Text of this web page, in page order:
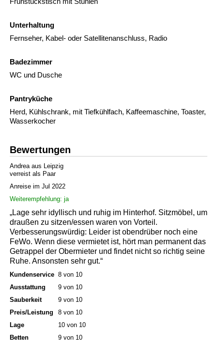
Unterhaltung
Fernseher, Kabel- oder Satellitenanschluss, Radio
Badezimmer
WC und Dusche
Pantryküche
Herd, Kühlschrank, mit Tiefkühlfach, Kaffeemaschine, Toaster,
Wasserkocher
Bewertungen
Andrea aus Leipzig
verreist als Paar
Anreise im Jul 2022
Weiterempfehlung: ja
„Lage sehr idyllisch und ruhig im Hinterhof. Sitzmöbel, um
draußen zu sitzen/essen waren von Vorteil.
Verbesserungswürdig: Leider ist obendrüber noch eine
FeWo. Wenn diese vermietet ist, hört man permanent das
Getrappel der Obermieter und findet nicht so richtig seine
Ruhe. Ansonsten sehr gut.“
Kundenservice 8 von 10
Ausstattung
9 von 10
Sauberkeit
9 von 10
Preis/Leistung
8 von 10
Lage
10 von 10
Betten
9 von 10